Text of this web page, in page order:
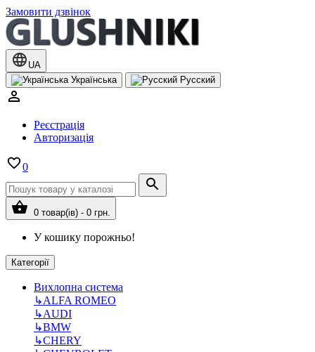
Замовити дзвінок
UA
Українська
Русский
Реєстрація
Авторизація
0
0 товар(ів) - 0 грн.
У кошику порожньо!
Категорії
Вихлопна система
↳ALFA ROMEO
↳AUDI
↳BMW
↳CHERY